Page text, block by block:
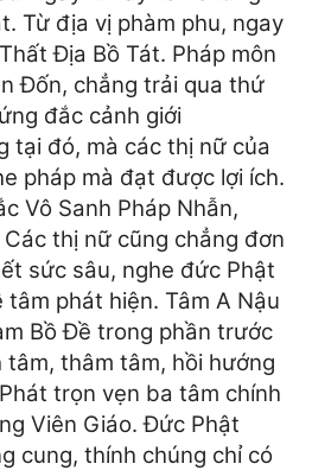
Từ địa vị phàm phu, ngay
Địa Bồ Tát. Pháp môn
Đốn, chẳng trải qua thứ
đắc cảnh giới
tại đó, mà các thị nữ của
pháp mà đạt được lợi ích.
Vô Sanh Pháp Nhẫn,
thị nữ cũng chẳng đơn
sức sâu, nghe đức Phật
phát hiện. Tâm A Nậu
Bồ Đề trong phần trước
tâm, thâm tâm, hồi hướng
trọn vẹn ba tâm chính
Viên Giáo. Đức Phật
cung, thính chúng chỉ có